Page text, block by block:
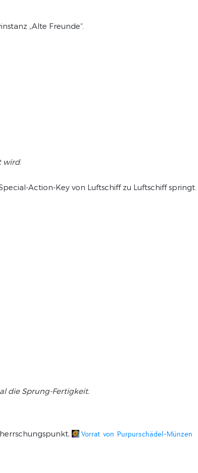
„Alte Freunde“.
wird.
Action-Key von Luftschiff zu Luftschiff springt.
die Sprung-Fertigkeit.
Vorrat von Purpurschädel-Münzen